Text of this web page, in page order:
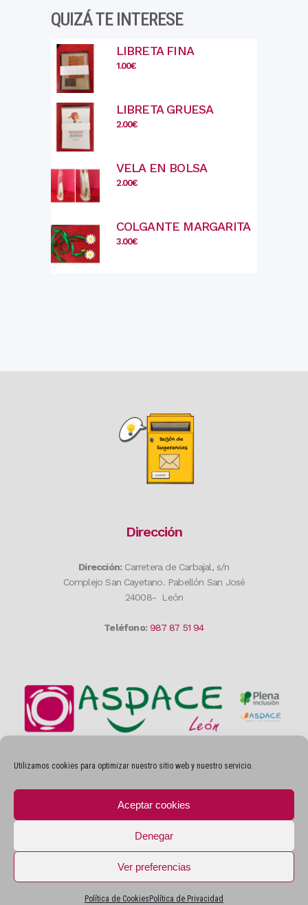
Utilizamos cookies para optimizar nuestro sitio web y nuestro servicio.
Aceptar cookies
Denegar
Ver preferencias
Política de Cookies Política de Privacidad
QUIZÁ TE INTERESE
LIBRETA FINA
1.00€
LIBRETA GRUESA
2.00€
VELA EN BOLSA
2.00€
COLGANTE MARGARITA
3.00€
Dirección
Dirección:Carretera de Carbajal, s/n
Complejo San Cayetano. Pabellón San José
24008- León
Teléfono: 987 87 51 94
Privacidad
AVISOS LEGALES
POLÍTICA DE PRIVACIDAD